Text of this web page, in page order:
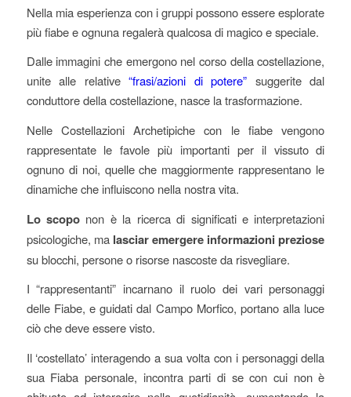
Nella mia esperienza con i gruppi possono essere esplorate
più fiabe e ognuna regalerà qualcosa di magico e speciale.
Dalle immagini che emergono nel corso della costellazione,
unite alle relative“frasi/azioni di potere” suggerite dal
conduttore della costellazione, nasce la trasformazione.
Nelle Costellazioni Archetipiche con le fiabe vengono
rappresentate le favole più importanti per il vissuto di
ognuno di noi, quelle che maggiormente rappresentano le
dinamiche che influiscono nella nostra vita.
Lo scopo non è la ricerca di significati e interpretazioni
psicologiche, ma lasciar emergere informazioni preziose
su blocchi, persone o risorse nascoste da risvegliare.
I “rappresentanti” incarnano il ruolo dei vari personaggi
delle Fiabe, e guidati dal Campo Morfico, portano alla luce
ciò che deve essere visto.
Il ‘costellato’ interagendo a sua volta con i personaggi della
sua Fiaba personale, incontra parti di se con cui non è